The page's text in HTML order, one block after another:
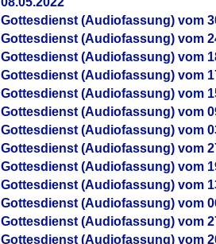
Gottesdienst (Audiofassung) vom
Gottesdienst (Audiofassung) vom
Gottesdienst (Audiofassung) vom
Gottesdienst (Audiofassung) vom
Gottesdienst (Audiofassung) vom
Gottesdienst (Audiofassung) vom
Gottesdienst (Audiofassung) vom
Gottesdienst (Audiofassung) vom
Gottesdienst (Audiofassung) vom
Gottesdienst (Audiofassung) vom
Gottesdienst (Audiofassung) vom
Gottesdienst (Audiofassung) vom
Gottesdienst (Audiofassung) vom